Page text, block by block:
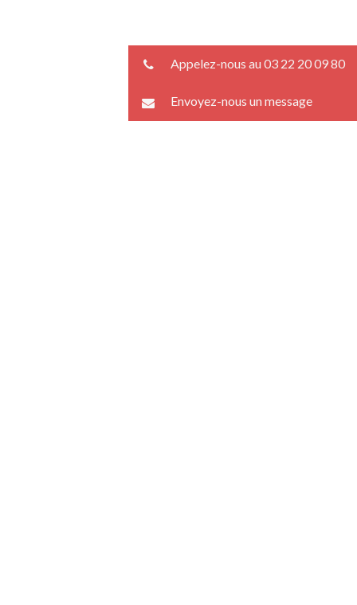
Appelez-nous au 03 22 20 09 80
Envoyez-nous un message